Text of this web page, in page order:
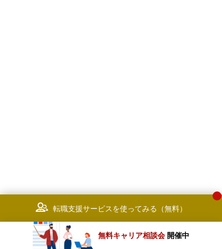
転職支援サービスを使ってみる（無料）
無料キャリア相談会 開催中